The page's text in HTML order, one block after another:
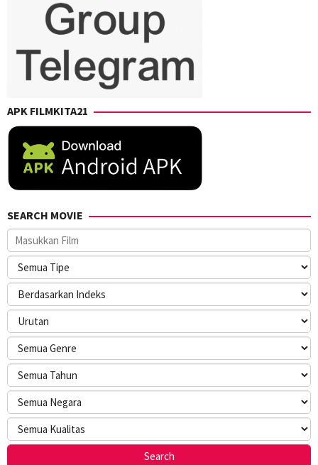
APK FILMKITA21
SEARCH MOVIE